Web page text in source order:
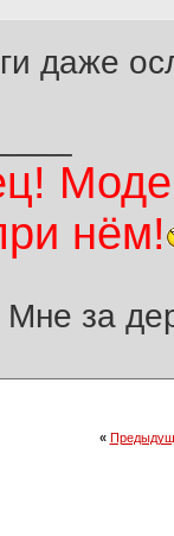
даже
нём!
Мне за
«